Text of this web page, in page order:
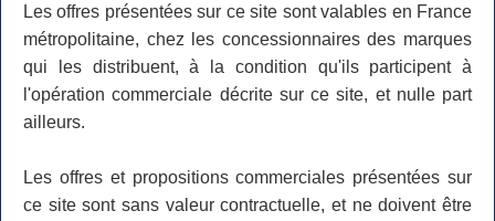
Les offres présentées sur ce site sont valables en France
métropolitaine, chez les concessionnaires des marques
qui les distribuent, à la condition qu'ils participent à
l'opération commerciale décrite sur ce site, et nulle part
ailleurs.
Les offres et propositions commerciales présentées sur
ce site sont sans valeur contractuelle, et ne doivent être